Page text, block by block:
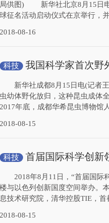
局供图) 新华社北京8月15日电
球征名活动启动仪式在京举行，
2018-08-16
科技 我国科学家首次野
新华社成都8月15日电(记者王
虫幼体野化放归，这种昆虫成
2017年底，成都华希昆虫博物馆
2018-08-15
科技 首届国际科学创新
2018年8月11日，“首届国际
楼与以色列创新国度空间举办。
息技术研究院，清华控股TIE，
2018-08-15